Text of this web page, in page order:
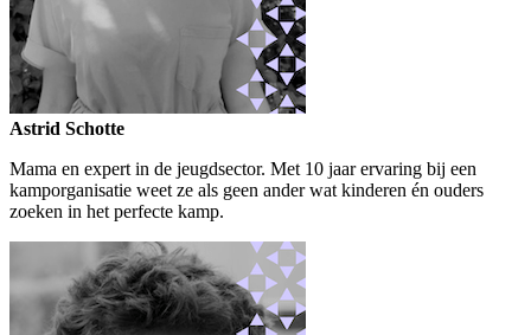
Astrid Schotte
Mama en expert in de jeugdsector. Met 10 jaar ervaring bij een
kamporganisatie weet ze als geen ander wat kinderen én ouders
zoeken in het perfecte kamp.